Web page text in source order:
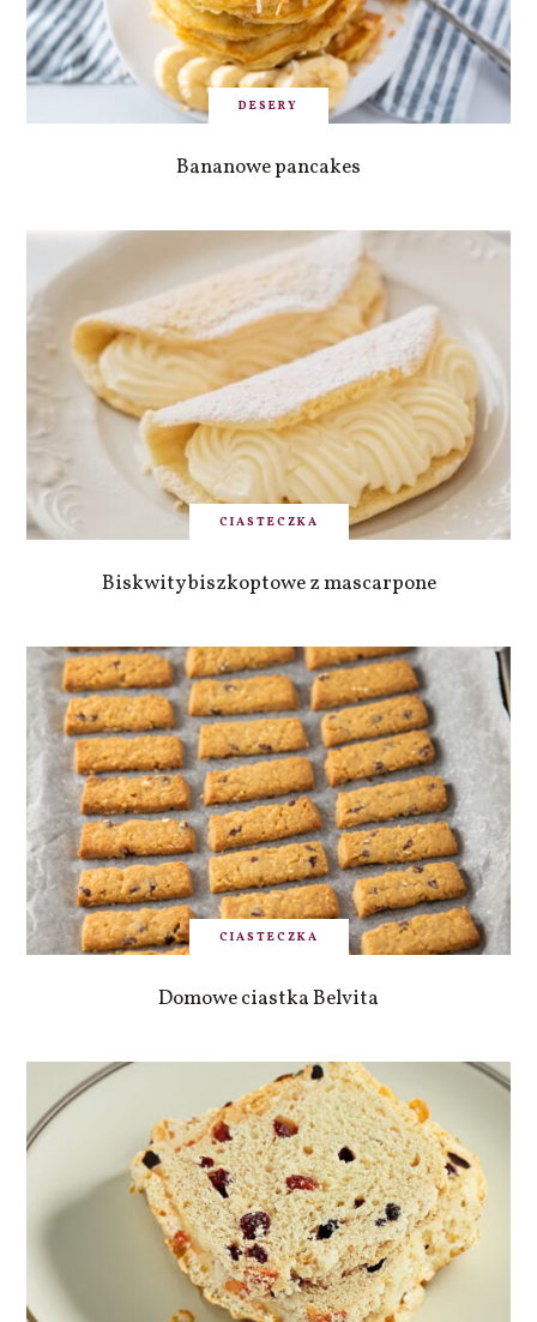
DESERY
Bananowe pancakes
CIASTECZKA
Biskwity biszkoptowe z mascarpone
CIASTECZKA
Domowe ciastka Belvita